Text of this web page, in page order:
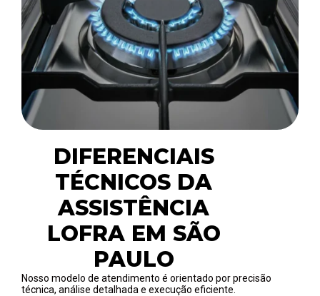
DIFERENCIAIS
TÉCNICOS DA
ASSISTÊNCIA
LOFRA EM SÃO
PAULO
Nosso modelo de atendimento é orientado por precisão
técnica, análise detalhada e execução eficiente.